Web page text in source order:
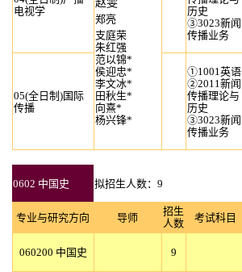
郑亮
支庭荣
朱红强
范以锦*
侯迎忠*
李文冰*
田秋生*
向熹*
杨兴锋*
电视学
历史
③3023新闻
传播业务
05(全日制)国际
传播
①1001英语
②2011新闻
传播理论与
历史
③3023新闻
传播业务
0602 中国史 拟招生人数：9
专业与研究方向 导师
招生
人数
考试科目
060200 中国史 9